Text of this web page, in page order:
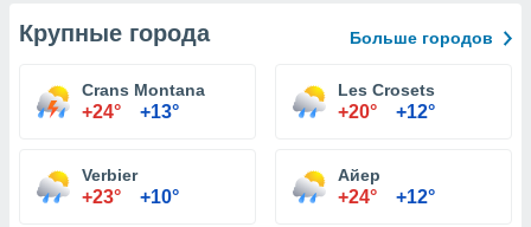
Крупные города Больше городов
Crans Montana
+24° +13°
Les Crosets
+20° +12°
Verbier
+23° +10°
Айер
+24° +12°